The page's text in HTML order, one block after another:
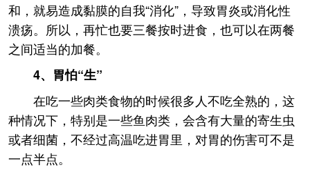
和，就易造成黏膜的自我“消化”，导致胃炎或消化性
溃疡。所以，再忙也要三餐按时进食，也可以在两餐
之间适当的加餐。
4、胃怕“生”
在吃一些肉类食物的时候很多人不吃全熟的，这
种情况下，特别是一些鱼肉类，会含有大量的寄生虫
或者细菌，不经过高温吃进胃里，对胃的伤害可不是
一点半点。